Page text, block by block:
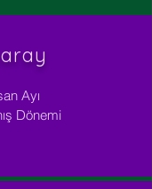
Ayı
Dönemi